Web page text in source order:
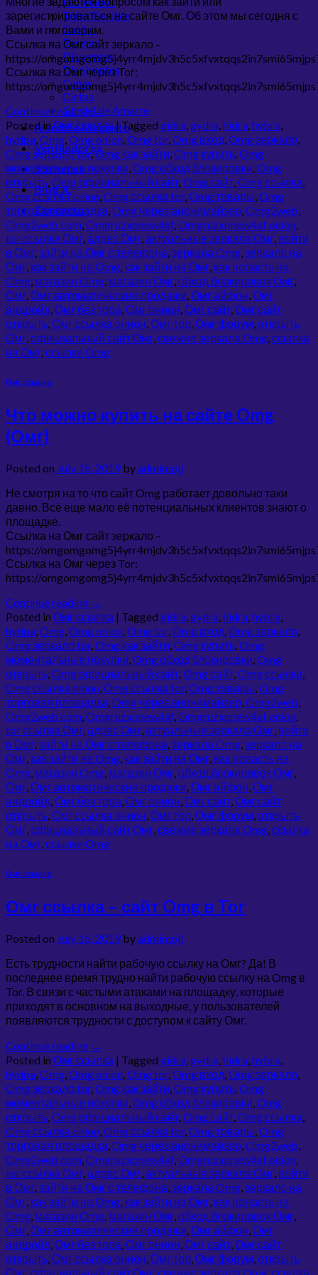
Tubo Flexible
Cables
Resinas
Diluyentes
Disolventes
Cuñas
Cintas
Cordel de Amarre
Alambre Magneto
Ventiladores
Borneras
Blog JL
Contacto
зарегистрироваться на сайте Омг. Об этом мы сегодня с
Вами и поговорим.
Ссылка на Омг сайт зеркало –
https://
Ссылка на Омг через Tor:
https://
Continue reading→
Posted inОмг ссылка|Tagged gidra,gydra,hidra,hybra,
hydpa,Omg,Omg onion,Omg tor,Omg вход,Omg зеркало,
Omg зеркало tor,Omg как зайти,Omg купить,Omg
моментальные покупки,Omg обход блокировки,Omg
открыть,Omg официальный сайт,Omg сайт,Omg ссылка,
Omg ссылка onion,Omg ссылка tor,Omg товары,Omg
торговая площадка,Omg через анонимайзер,Omg2web,
Omg2web com,Omgruzxpnew4af,Omgruzxpnew4af onion,
tor ссылка Омг,адрес Омг,актуальные зеркала Омг, войти
в Омг,зайти на Омг с телефона,зеркала Omg,зеркало на
Омг, как зайти на Omg, как зайти на Омг, как попасть на
Omg, магазин Omg, магазин Омг,обход блокировок Омг,
Омг,Омг автоматические продажи,Омг айфон,Омг
андройд,Омг без тора,Омг онион,Омг сайт,Омг сайт
открыть,Омг ссылка онион,Омг тор,Омг форум,открыть
Омг,официальный сайт Омг,свежие зеркала Omg,ссылка
на Омг,ссылки Omg
Омг ссылка
Что можно купить на сайте Omg
(Омг)
Posted on July 16, 2019 byadmimpjl
Не смотря на то что сайт Omg работает довольно таки
давно. Всё еще мало её потенциальных клиентов знают о
площадке.
Ссылка на Омг сайт зеркало –
https://
Ссылка на Омг через Tor:
https://
Continue reading →
Posted in Омг ссылка | Tagged gidra,gydra,hidra,hybra,
hydpa,Omg,Omg onion,Omg tor,Omg вход,Omg зеркало,
Omg зеркало tor,Omg как зайти,Omg купить,Omg
моментальные покупки,Omg обход блокировки,Omg
открыть,Omg официальный сайт,Omg сайт,Omg ссылка,
Omg ссылка onion,Omg ссылка tor,Omg товары,Omg
торговая площадка,Omg через анонимайзер,Omg2web,
Omg2web com,Omgruzxpnew4af,Omgruzxpnew4af onion,
tor ссылка Омг,адрес Омг,актуальные зеркала Омг, войти
в Омг,зайти на Омг с телефона,зеркала Omg,зеркало на
Омг, как зайти на Omg, как зайти на Омг, как попасть на
Omg, магазин Omg, магазин Омг,обход блокировок Омг,
Омг,Омг автоматические продажи,Омг айфон,Омг
андройд,Омг без тора,Омг онион,Омг сайт,Омг сайт
открыть,Омг ссылка онион,Омг тор,Омг форум,открыть
Омг,официальный сайт Омг,свежие зеркала Omg,ссылка
на Омг,ссылки Omg
Омг ссылка
Омг ссылка – сайт Omg в Tor
Posted on July 16, 2019 byadmimpjl
Есть трудности найти рабочую ссылку на Омг? Да! В
последнее время трудно найти рабочую ссылку на Omg в
Tor. В связи с частыми атаками на площадку, которые
приходят в основном на выходные, у пользователей
появляются трудности с доступом к сайту Омг.
Continue reading →
Posted in Омг ссылка | Tagged gidra,gydra,hidra,hybra,
hydpa,Omg,Omg onion,Omg tor,Omg вход,Omg зеркало,
Omg зеркало tor,Omg как зайти,Omg купить,Omg
моментальные покупки,Omg обход блокировки,Omg
открыть,Omg официальный сайт,Omg сайт,Omg ссылка,
Omg ссылка onion,Omg ссылка tor,Omg товары,Omg
торговая площадка,Omg через анонимайзер,Omg2web,
Omg2web com,Omgruzxpnew4af,Omgruzxpnew4af onion,
tor ссылка Омг,адрес Омг,актуальные зеркала Омг, войти
в Омг,зайти на Омг с телефона,зеркала Omg,зеркало на
Омг, как зайти на Omg, как зайти на Омг, как попасть на
Omg, магазин Omg, магазин Омг,обход блокировок Омг,
Омг,Омг автоматические продажи,Омг айфон,Омг
андройд,Омг без тора,Омг онион,Омг сайт,Омг сайт
открыть,Омг ссылка онион,Омг тор,Омг форум,открыть